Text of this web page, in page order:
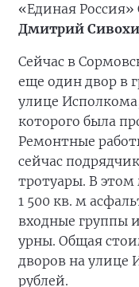
«Единая
Дмитрий
Сейчас в
еще один двор в
улице
которого была
Ремонтные
сейчас
тротуары. В
1 500 кв. м
входные группы
урны. Общая
дворов на улице
рублей.